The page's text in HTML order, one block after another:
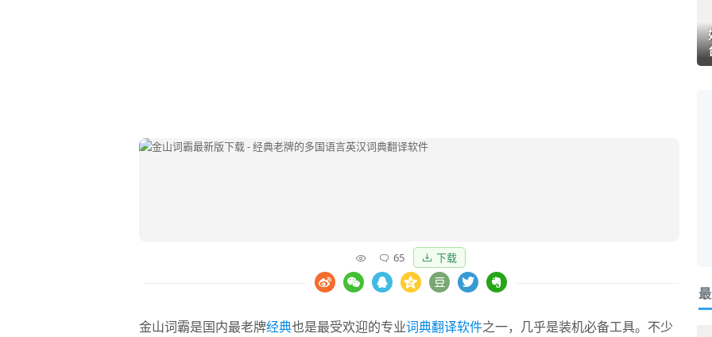
65 下载
金山词霸是国内最老牌经典也是最受欢迎的专业词典翻译软件之一，几乎是装机必备工具。不少